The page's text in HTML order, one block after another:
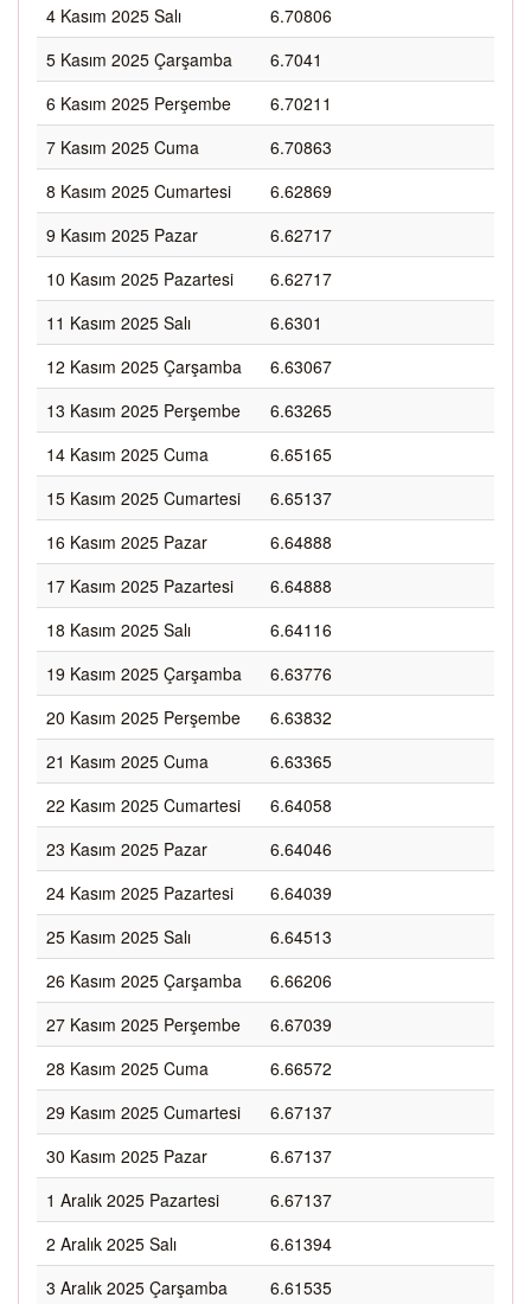
4 Kasım 2025 Salı
6.70806
5 Kasım 2025 Çarşamba
6.7041
6 Kasım 2025 Perşembe
6.70211
7 Kasım 2025 Cuma
6.70863
8 Kasım 2025 Cumartesi
6.62869
9 Kasım 2025 Pazar
6.62717
10 Kasım 2025 Pazartesi
6.62717
11 Kasım 2025 Salı
6.6301
12 Kasım 2025 Çarşamba
6.63067
13 Kasım 2025 Perşembe
6.63265
14 Kasım 2025 Cuma
6.65165
15 Kasım 2025 Cumartesi
6.65137
16 Kasım 2025 Pazar
6.64888
17 Kasım 2025 Pazartesi
6.64888
18 Kasım 2025 Salı
6.64116
19 Kasım 2025 Çarşamba
6.63776
20 Kasım 2025 Perşembe
6.63832
21 Kasım 2025 Cuma
6.63365
22 Kasım 2025 Cumartesi
6.64058
23 Kasım 2025 Pazar
6.64046
24 Kasım 2025 Pazartesi
6.64039
25 Kasım 2025 Salı
6.64513
26 Kasım 2025 Çarşamba
6.66206
27 Kasım 2025 Perşembe
6.67039
28 Kasım 2025 Cuma
6.66572
29 Kasım 2025 Cumartesi
6.67137
30 Kasım 2025 Pazar
6.67137
1 Aralık 2025 Pazartesi
6.67137
2 Aralık 2025 Salı
6.61394
3 Aralık 2025 Çarşamba
6.61535